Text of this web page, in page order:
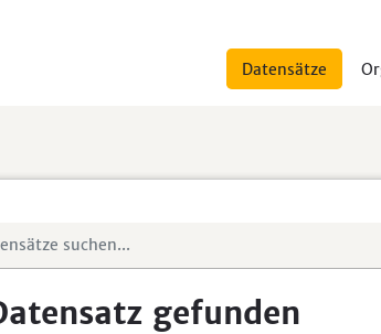
Datensätze
gefunden